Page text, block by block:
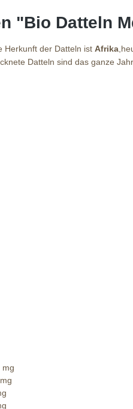
"Bio Datteln
Herkunft der Datteln ist Afrika
Datteln sind das ganze